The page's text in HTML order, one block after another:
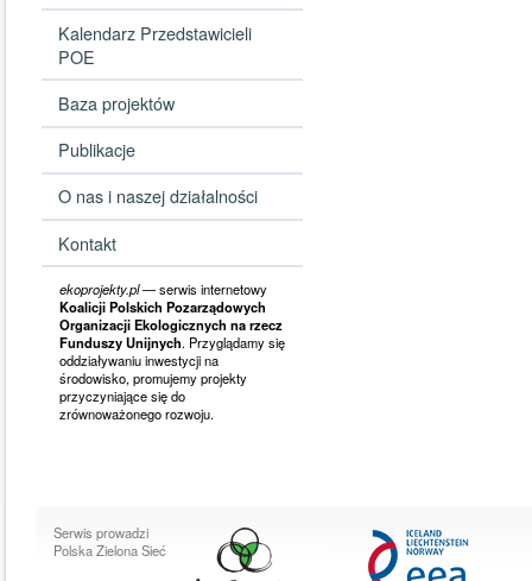
Kalendarz Przedstawicieli
POE
Baza projektów
Publikacje
O nas i naszej działalności
Kontakt
ekoprojekty.pl— serwis internetowy
Koalicji Polskich Pozarządowych
Organizacji Ekologicznych na rzecz
Funduszy Unijnych. Przyglądamy się
oddziaływaniu inwestycji na
środowisko, promujemy projekty
przyczyniające się do
zrównoważonego rozwoju.
Serwis prowadzi
Polska Zielona Sieć